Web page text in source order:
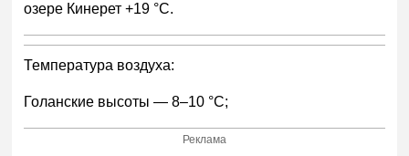
озере Кинерет +19 °С.
Температура воздуха:
Голанские высоты — 8–10 °С;
Реклама